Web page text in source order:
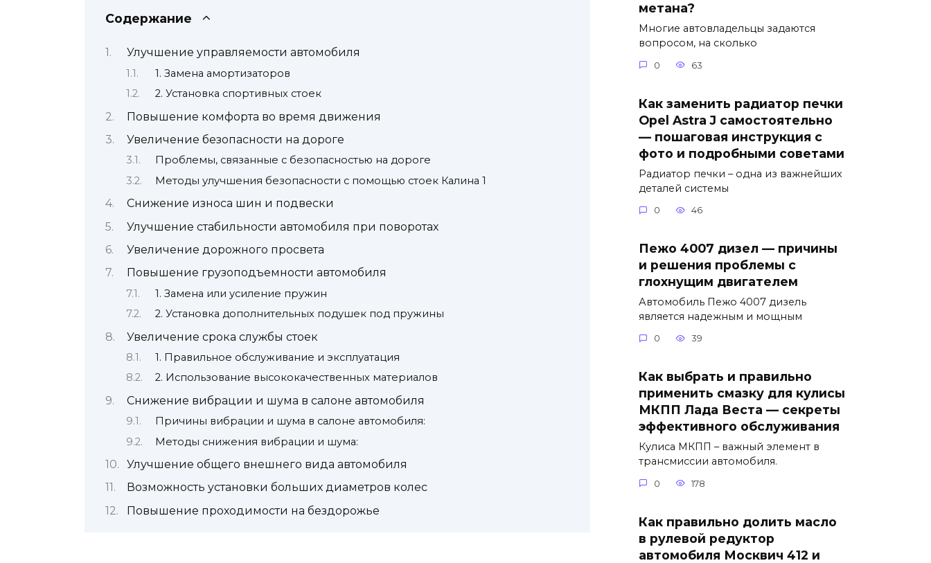
Содержание
Улучшение управляемости автомобиля
1. Замена амортизаторов
2. Установка спортивных стоек
Повышение комфорта во время движения
Увеличение безопасности на дороге
Проблемы, связанные с безопасностью на дороге
Методы улучшения безопасности с помощью стоек Калина 1
Снижение износа шин и подвески
Улучшение стабильности автомобиля при поворотах
Увеличение дорожного просвета
Повышение грузоподъемности автомобиля
1. Замена или усиление пружин
2. Установка дополнительных подушек под пружины
Увеличение срока службы стоек
1. Правильное обслуживание и эксплуатация
2. Использование высококачественных материалов
Снижение вибрации и шума в салоне автомобиля
Причины вибрации и шума в салоне автомобиля:
Методы снижения вибрации и шума:
Улучшение общего внешнего вида автомобиля
Возможность установки больших диаметров колес
Повышение проходимости на бездорожье
метана?
Многие автовладельцы задаются
вопросом, на сколько
0 63
Как заменить радиатор печки
Opel Astra J самостоятельно
— пошаговая инструкция с
фото и подробными советами
Радиатор печки – одна из важнейших
деталей системы
0 46
Пежо 4007 дизел — причины
и решения проблемы с
глохнущим двигателем
Автомобиль Пежо 4007 дизель
является надежным и мощным
0 39
Как выбрать и правильно
применить смазку для кулисы
МКПП Лада Веста — секреты
эффективного обслуживания
Кулиса МКПП – важный элемент в
трансмиссии автомобиля.
0 178
Как правильно долить масло
в рулевой редуктор
автомобиля Москвич 412 и